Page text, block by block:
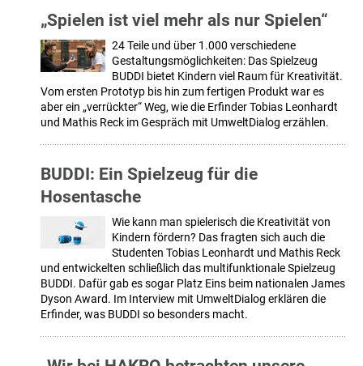
„Spielen ist viel mehr als nur Spielen“
24 Teile und über 1.000 verschiedene
Gestaltungsmöglichkeiten: Das Spielzeug
BUDDI bietet Kindern viel Raum für Kreativität.
Vom ersten Prototyp bis hin zum fertigen Produkt war es
aber ein „verrückter“ Weg, wie die Erfinder Tobias Leonhardt
und Mathis Reck im Gespräch mit UmweltDialog erzählen.
BUDDI: Ein Spielzeug für die
Hosentasche
Wie kann man spielerisch die Kreativität von
Kindern fördern? Das fragten sich auch die
Studenten Tobias Leonhardt und Mathis Reck
und entwickelten schließlich das multifunktionale Spielzeug
BUDDI. Dafür gab es sogar Platz Eins beim nationalen James
Dyson Award. Im Interview mit UmweltDialog erklären die
Erfinder, was BUDDI so besonders macht.